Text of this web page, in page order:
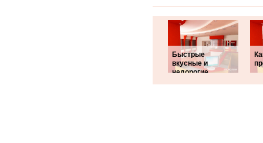
Быстрые
вкусные и
недорогие